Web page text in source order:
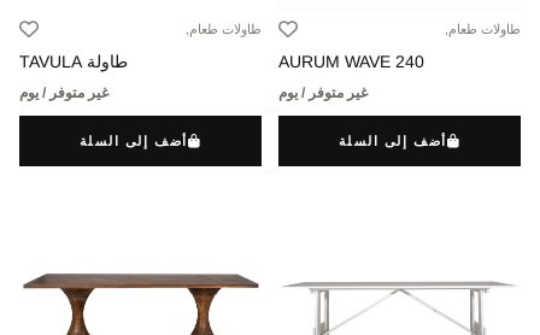
طاولات طعام,
AURUM WAVE 240
غير متوفر / يوم
أضف إلى السلة
طاولات طعام,
طاولة TAVULA
غير متوفر / يوم
أضف إلى السلة